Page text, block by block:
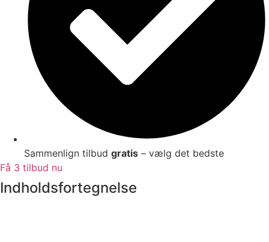
Sammenlign tilbud gratis – vælg det bedste
Få 3 tilbud nu
Indholdsfortegnelse